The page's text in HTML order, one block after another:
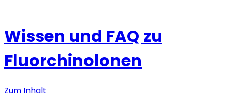
Wissen und FAQ zu
Fluorchinolonen
Zum Inhalt